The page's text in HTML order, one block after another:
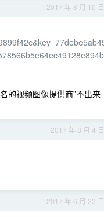
2017 年 8 月 10 日
的视频图像提供商”不出来
2017 年 8 月 4 日
2017 年 6 月 23 日